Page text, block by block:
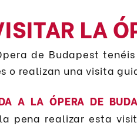
LA
de Budapest
o realizan una visita
A LA ÓPERA DE
pena realizar esta